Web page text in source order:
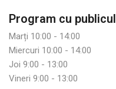
Program cu publicul
Marți 10:00 - 14:00
Miercuri 10:00 - 14:00
Joi 9:00 - 13:00
Vineri 9:00 - 13:00